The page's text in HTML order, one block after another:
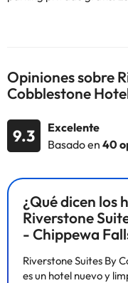
24 horas. Este
(Aeropuerto regional de
Los huéspedes deberán
válido y una tarjeta de
disponibilidad y pueden
alojamiento no se
Algunos de los servicios
consultar sus tarifas
información de esta
alojamiento. Si tienes
Opiniones sobre
Cobblestone
9.3
Excelente
Basado en 40
¿Qué dicen los
Riverstone
- Chippewa
Riverstone Suites By
es un hotel nuevo y